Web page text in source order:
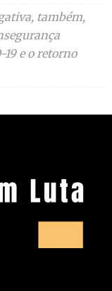
também,
e o retorno